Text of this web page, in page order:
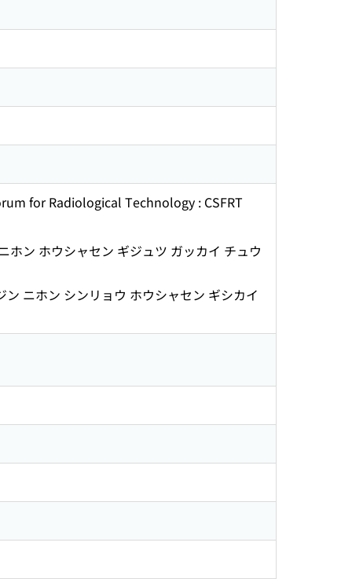
for Radiological Technology : CSFRT
ン ホウシャセン ギジュツ ガッカイ チュウ
ニホン シンリョウ ホウシャセン ギシカイ